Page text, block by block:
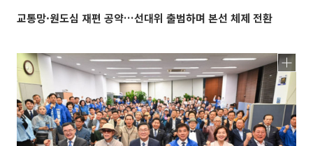
교통망·원도심 재편 공약…선대위 출범하며 본선 체제 전환